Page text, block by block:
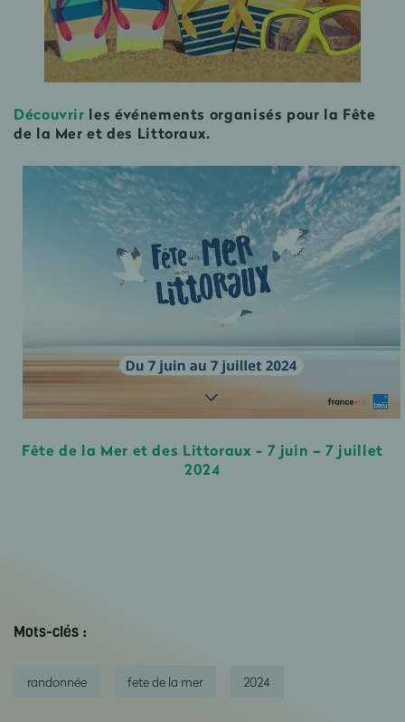
Découvrir les événements organisés pour la Fête
de la Mer et des Littoraux.
Fête de la Mer et des Littoraux - 7 juin – 7 juillet
2024
Mots-clés :
randonnée fete de la mer 2024